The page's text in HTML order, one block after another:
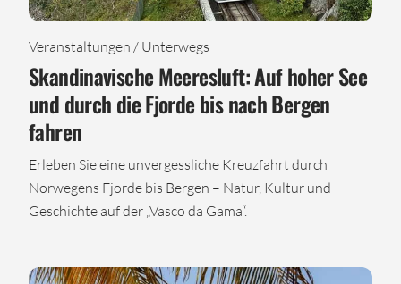
Veranstaltungen / Unterwegs
Skandinavische Meeresluft: Auf hoher See
und durch die Fjorde bis nach Bergen
fahren
Erleben Sie eine unvergessliche Kreuzfahrt durch
Norwegens Fjorde bis Bergen – Natur, Kultur und
Geschichte auf der „Vasco da Gama“.